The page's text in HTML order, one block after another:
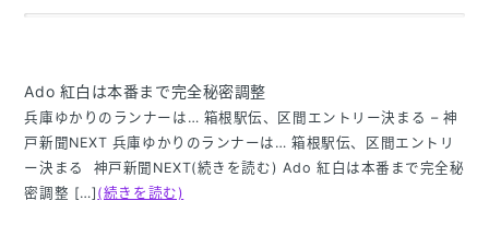
Ado 紅白は本番まで完全秘密調整
兵庫ゆかりのランナーは… 箱根駅伝、区間エントリー決まる – 神
戸新聞NEXT 兵庫ゆかりのランナーは… 箱根駅伝、区間エントリ
ー決まる 神戸新聞NEXT(続きを読む) Ado 紅白は本番まで完全秘
密調整 […] (続きを読む)